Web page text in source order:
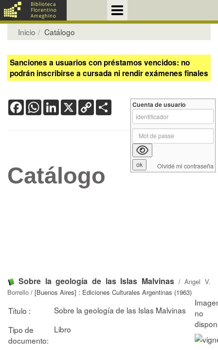
Inicio Catálogo
Sanciones a usuarios con préstamos vencidos: no
podrán inscribirse a cursada ni rendir exámenes finales
FacebookWhatsApp
LinkedIn
X Copy
Link
Catálogo
Sobre la geología de las Islas Malvinas /Angel V.
Borrello / [Buenos Aires] : Ediciones Culturales Argentinas (1963)
Título :
Sobre la geología de las Islas Malvinas
Tipo de
documento:
Libro
Cuenta de usuario
Olvidé mi contraseña